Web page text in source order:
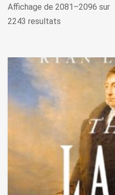
Affichage de 2081–2096 sur
2243 resultats